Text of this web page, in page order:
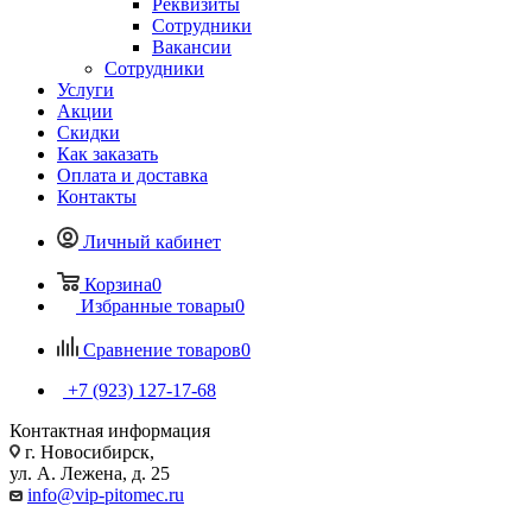
Реквизиты
Сотрудники
Вакансии
Сотрудники
Услуги
Акции
Скидки
Как заказать
Оплата и доставка
Контакты
Личный кабинет
Корзина0
Избранные товары0
Сравнение товаров0
+7 (923) 127-17-68
Контактная информация
г. Новосибирск,
ул. А. Лежена, д. 25
info@vip-pitomec.ru